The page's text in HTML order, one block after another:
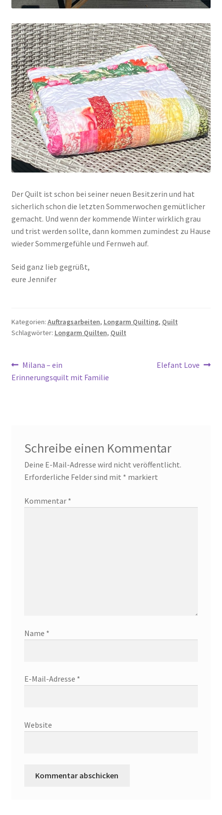
Der Quilt ist schon bei seiner neuen Besitzerin und hat
sicherlich schon die letzten Sommerwochen gemütlicher
gemacht. Und wenn der kommende Winter wirklich grau
und trist werden sollte, dann kommen zumindest zu Hause
wieder Sommergefühle und Fernweh auf.
Seid ganz lieb gegrüßt,
eure Jennifer
Kategorien: Auftragsarbeiten, Longarm Quilting, Quilt
Schlagwörter: Longarm Quilten, Quilt
Beitragsnavigation
Vorheriger
Beitrag:
Milana – ein
Erinnerungsquilt mit Familie
Nächster
Elefant Love
Schreibe einen Kommentar
Deine E-Mail-Adresse wird nicht veröffentlicht.
Erforderliche Felder sind mit * markiert
Kommentar *
Name *
E-Mail-Adresse *
Website